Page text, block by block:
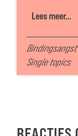
Lees meer...
Single topics